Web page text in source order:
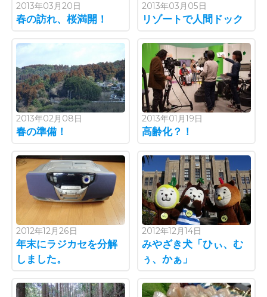
2013年03月20日
春の訪れ、桜満開！
2013年03月05日
リゾートで人間ドック
2013年02月08日
春の準備！
2013年01月19日
高齢化？！
2012年12月26日
年末にラジカセを分解
しました。
2012年12月14日
みやざき犬「ひぃ、む
ぅ、かぁ」